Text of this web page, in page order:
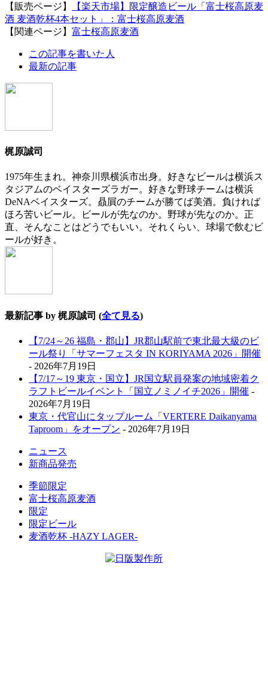
【販売ページ】
【楽天市場】限定醸造ビール「富士桜高原麦
酒 麦酒乾杯4本セット」：富士桜高原麦酒
【関連ページ】 富士桜高原麦酒
following
tabs
change
この記事を書いた人
最新の記事
梶原誠司
1975年生まれ。神奈川県横浜市出身。好きなビールは横浜ス
タジアムのベイスターズラガー。好きな野球チームは横浜
DeNAベイスターズ。贔屓のチームが勝てば美酒。負ければ
ほろ苦いビール。ビールが先なのか。野球が先なのか。正
直、そんなことはどうでもいい。それくらい、球場で飲むビ
ールが好き。
最新記事 by 梶原誠司 (全て見る)
【7/24～26 福島・郡山】JR郡山駅前で東北最大級のビ
ール祭り「サマーフェスタ IN KORIYAMA 2026」開催
- 2026年7月19日
【7/17～19 東京・国立】JR国立駅員発案の地域密着ク
ラフトビールイベント「国立ノミノイチ2026」開催 -
2026年7月19日
東京・代官山にタップルーム「VERTERE Daikanyama
Taproom」をオープン - 2026年7月19日
ニュース
新商品発売
季節限定
富士桜高原麦酒
限定
限定ビール
麦酒乾杯 -HAZY LAGER-